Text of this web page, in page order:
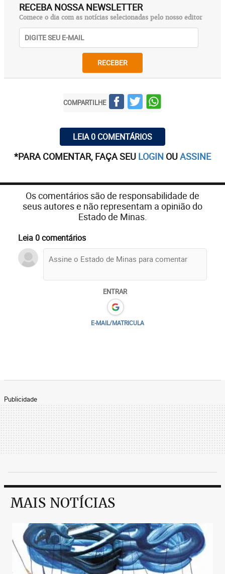
RECEBA NOSSA NEWSLETTER
Comece o dia com as notícias selecionadas pelo nosso editor
RECEBER
COMPARTILHE
LEIA 0 COMENTÁRIOS
*PARA COMENTAR, FAÇA SEU LOGIN OUASSINE
Os comentários são de responsabilidade de
seus autores e não representam a opinião do
Estado de Minas.
Leia 0 comentários
ENTRAR
E-MAIL/MATRICULA
Publicidade
MAIS NOTÍCIAS